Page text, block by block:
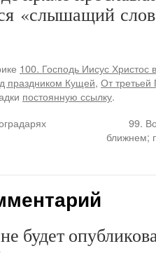
«слышащий
100. Господь Иисус
праздником Кущей, От третьей
постоянную ссылку.
99.
ближнем;
будет